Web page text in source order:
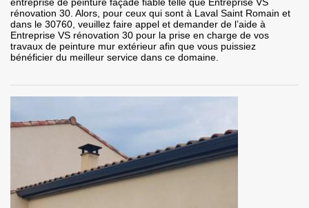
entreprise de peinture façade fiable telle que Entreprise VS
rénovation 30. Alors, pour ceux qui sont à Laval Saint Romain et
dans le 30760, veuillez faire appel et demander de l’aide à
Entreprise VS rénovation 30 pour la prise en charge de vos
travaux de peinture mur extérieur afin que vous puissiez
bénéficier du meilleur service dans ce domaine.